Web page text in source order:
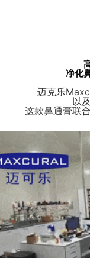
净化
迈克乐
以
这款鼻通膏联